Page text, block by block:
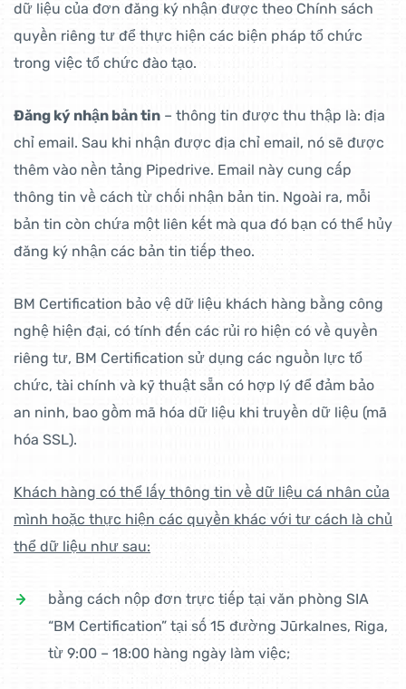
dữ liệu của đơn đăng ký nhận được theo Chính sách
quyền riêng tư để thực hiện các biện pháp tổ chức
trong việc tổ chức đào tạo.
Đăng ký nhận bản tin – thông tin được thu thập là: địa
chỉ email. Sau khi nhận được địa chỉ email, nó sẽ được
thêm vào nền tảng Pipedrive. Email này cung cấp
thông tin về cách từ chối nhận bản tin. Ngoài ra, mỗi
bản tin còn chứa một liên kết mà qua đó bạn có thể hủy
đăng ký nhận các bản tin tiếp theo.
BM Certification bảo vệ dữ liệu khách hàng bằng công
nghệ hiện đại, có tính đến các rủi ro hiện có về quyền
riêng tư, BM Certification sử dụng các nguồn lực tổ
chức, tài chính và kỹ thuật sẵn có hợp lý để đảm bảo
an ninh, bao gồm mã hóa dữ liệu khi truyền dữ liệu (mã
hóa SSL).
Khách hàng có thể lấy thông tin về dữ liệu cá nhân của
mình hoặc thực hiện các quyền khác với tư cách là chủ
thể dữ liệu như sau:
bằng cách nộp đơn trực tiếp tại văn phòng SIA
“BM Certification” tại số 15 đường Jūrkalnes, Riga,
từ 9:00 – 18:00 hàng ngày làm việc;